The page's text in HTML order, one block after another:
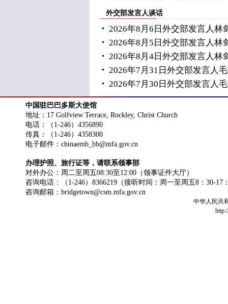
外交部发言人谈话
2026年8月6日外交部发言人林
2026年8月5日外交部发言人林
2026年8月4日外交部发言人林
2026年7月31日外交部发言人
2026年7月30日外交部发言人
中国驻巴巴多斯大使馆
地址：17 Golfview Terrace, Rockley, Christ Church
电话：（1-246）4356890
传真：（1-246）4358300
电子邮件：chinaemb_bb@mfa.gov.cn
办理护照、旅行证等，请联系领事部
对外办公：周二至周五08:30至12:00（领事证件大厅）
咨询电话：（1-246）8366219（接听时间：周一至周五8：30-17
咨询邮箱：bridgetown@csm.mfa.gov.cn
中华人民共